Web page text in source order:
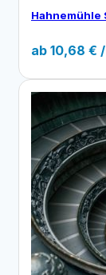
Hahnemühle
ab 10,68 €